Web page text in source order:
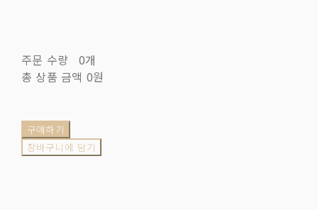
주문 수량
0개
총 상품 금액 0원
구매하기
장바구니에 담기